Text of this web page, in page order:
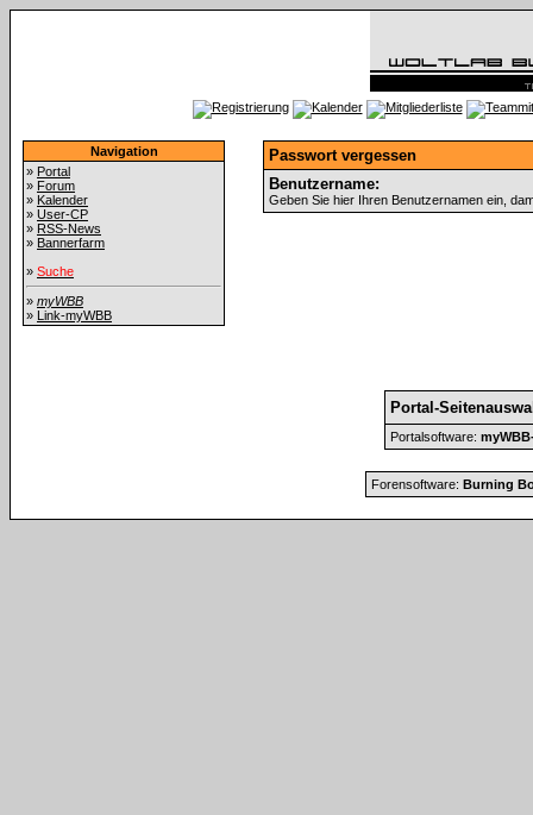
Navigation
» Portal
» Forum
» Kalender
» User-CP
» RSS-News
» Bannerfarm
» Suche
» myWBB
» Link-myWBB
Passwort vergessen
Benutzername:
Geben Sie hier Ihren Benutzernamen ein,
Portal-
Portalsoftware:
Forensoftware: Burning